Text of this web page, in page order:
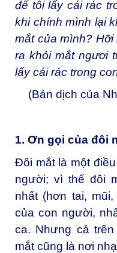
để tôi lấy cái rác
khi chính mình lại
mắt của mình?
ra khỏi mắt ngươi
lấy cái rác trong
(Bản dịch của
1. Ơn gọi của đôi
Đôi mắt là một
người; vì thế đôi
nhất (hơn tai,
của con người,
ca. Nhưng cả
mắt cũng là nơi